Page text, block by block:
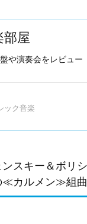
屋
や演奏会をレビュー
ック音楽
スキー＆ボリ
≪カルメン≫組